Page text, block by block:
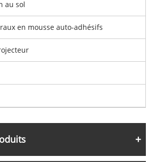
au sol
en mousse auto-adhésifs